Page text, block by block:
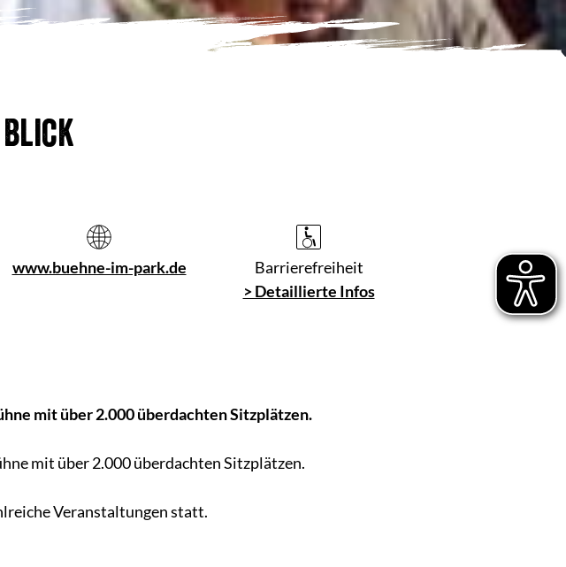
Blick
www.buehne-im-park.de
Barrierefreiheit
> Detaillierte Infos
mit über 2.000 überdachten Sitzplätzen.
mit über 2.000 überdachten Sitzplätzen.
Veranstaltungen statt.